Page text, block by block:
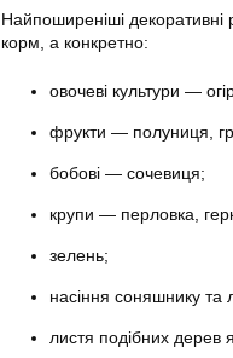
Найпоширеніші
корм, а конкретно:
овочеві культури —
фрукти — полуниця,
бобові — сочевиця;
крупи — перловка,
зелень;
насіння соняшнику та
листя подібних дерев